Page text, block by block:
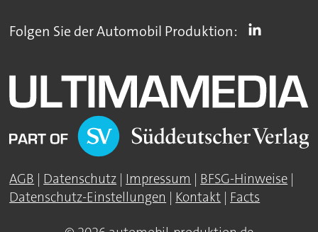
Folgen Sie der Automobil Produktion:
AGB Datenschutz Impressum BFSG-Hinweise
Datenschutz-Einstellungen
Kontakt Facts